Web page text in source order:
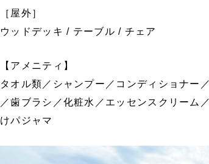
［屋外］
ウッドデッキ / テーブル / チェア
【アメニティ】
タオル類／シャンプー／コンディショナー
／歯ブラシ／化粧水／エッセンスクリーム
けパジャマ